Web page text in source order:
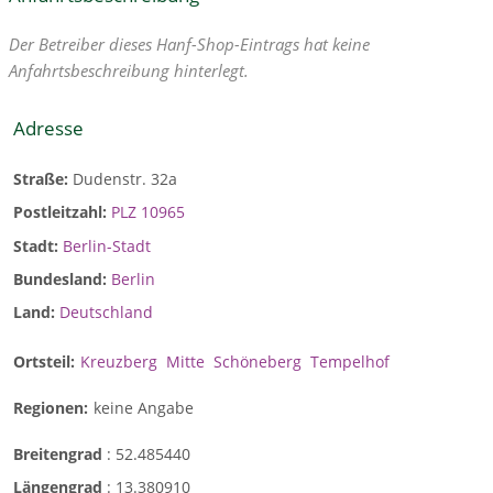
Der Betreiber dieses Hanf-Shop-Eintrags hat keine
Anfahrtsbeschreibung hinterlegt.
Adresse
Straße: Dudenstr. 32a
Postleitzahl: PLZ 10965
Stadt: Berlin-Stadt
Bundesland: Berlin
Land: Deutschland
Ortsteil: Kreuzberg Mitte Schöneberg Tempelhof
Regionen: keine Angabe
Breitengrad : 52.485440
Längengrad : 13.380910